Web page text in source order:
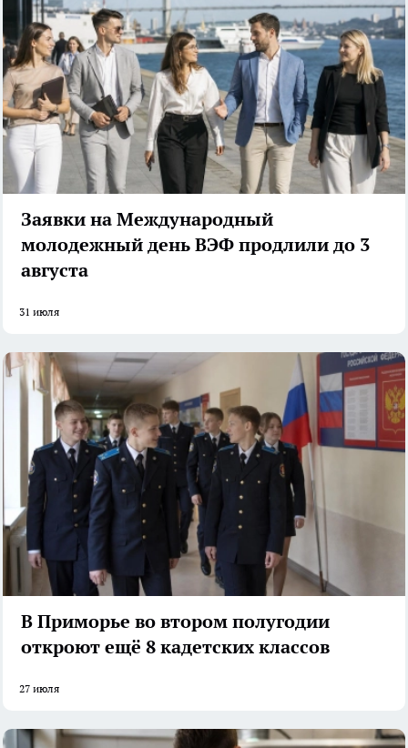
Заявки на Международный
молодежный день ВЭФ продлили до 3
августа
31 июля
В Приморье во втором полугодии
откроют ещё 8 кадетских классов
27 июля